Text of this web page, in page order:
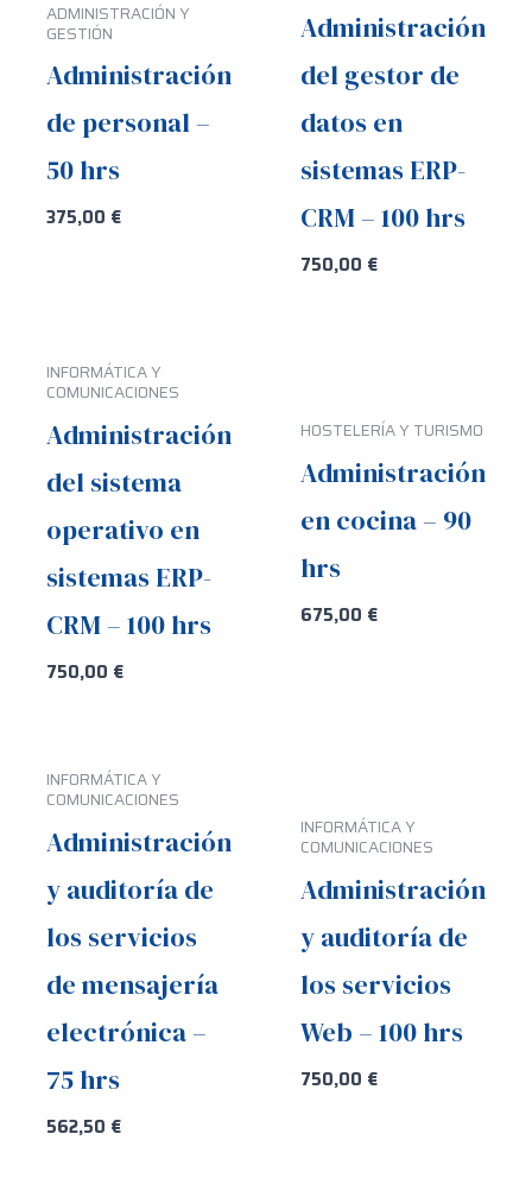
ADMINISTRACIÓN Y
GESTIÓN
Administración
de personal –
50 hrs
375,00 €
Administración
del gestor de
datos en
sistemas ERP-
CRM – 100 hrs
750,00 €
INFORMÁTICA Y
COMUNICACIONES
Administración
del sistema
operativo en
sistemas ERP-
CRM – 100 hrs
750,00 €
HOSTELERÍA Y TURISMO
Administración
en cocina – 90
hrs
675,00 €
INFORMÁTICA Y
COMUNICACIONES
Administración
y auditoría de
los servicios
de mensajería
electrónica –
75 hrs
562,50 €
INFORMÁTICA Y
COMUNICACIONES
Administración
y auditoría de
los servicios
Web – 100 hrs
750,00 €